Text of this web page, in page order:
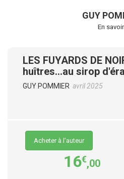
GUY
En
LES FUYARDS DE
huîtres...au sirop
GUY POMMIER avril 2025
Acheter à l’auteur
16€,00